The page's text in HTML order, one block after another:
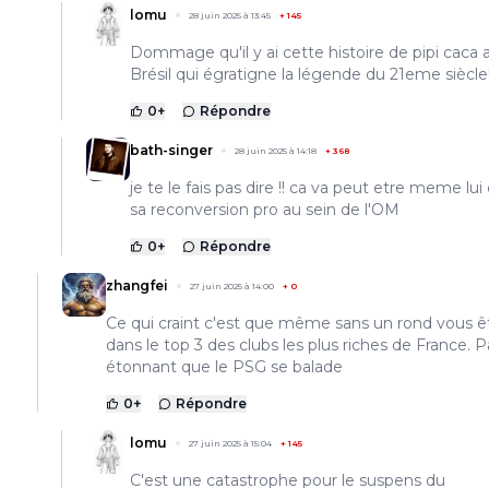
lomu 28 juin 2025 à 13:45 +145
Dommage qu'il y ai cette histoire de pipi caca
Brésil qui égratigne la légende du 21eme
0+ Répondre
bath-singer 28 juin 2025 à 14:18 + 368
je te le fais pas dire !! ca va peut etre meme lui
sa reconversion pro au sein de l'OM
0+ Répondre
zhangfei 27 juin 2025 à 14:00 + 0
Ce qui craint c'est que même sans un rond vous
dans le top 3 des clubs les plus riches de France.
étonnant que le PSG se balade
0+ Répondre
lomu 27 juin 2025 à 15:04 +145
C'est une catastrophe pour le suspens du